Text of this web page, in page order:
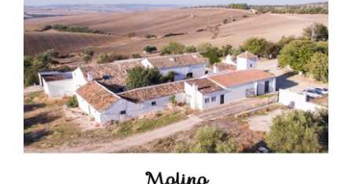
Bornos
El Frente Popular. Ubrique, febrero-julio 1936
Juntar las letras. La alfabetización en el campo: del
afán de saber a la autogestión
Historia y vivencias del poblado de Los Hurones